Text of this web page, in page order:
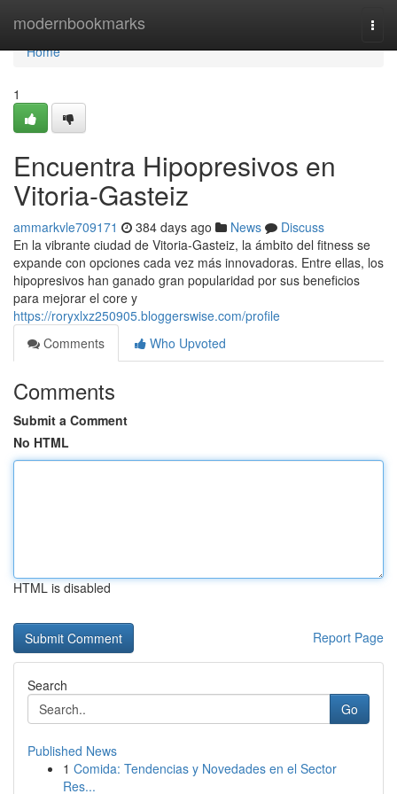
modernbookmarks
Home
Home
1
Encuentra Hipopresivos en
Vitoria-Gasteiz
ammarkvle709171 384 days ago News
Discuss
En la vibrante ciudad de Vitoria-Gasteiz, la ámbito del fitness se
expande con opciones cada vez más innovadoras. Entre ellas, los
hipopresivos han ganado gran popularidad por sus beneficios
para mejorar el core y
https://roryxlxz250905.bloggerswise.com/profile
Comments
Who Upvoted
Comments
Submit a Comment
No HTML
HTML is disabled
Report Page
Search
Go
Published News
1 Comida: Tendencias y Novedades en el Sector
Res...